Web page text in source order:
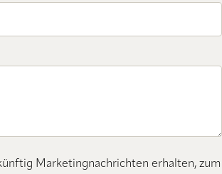
Marketingnachrichten erhalten, zum